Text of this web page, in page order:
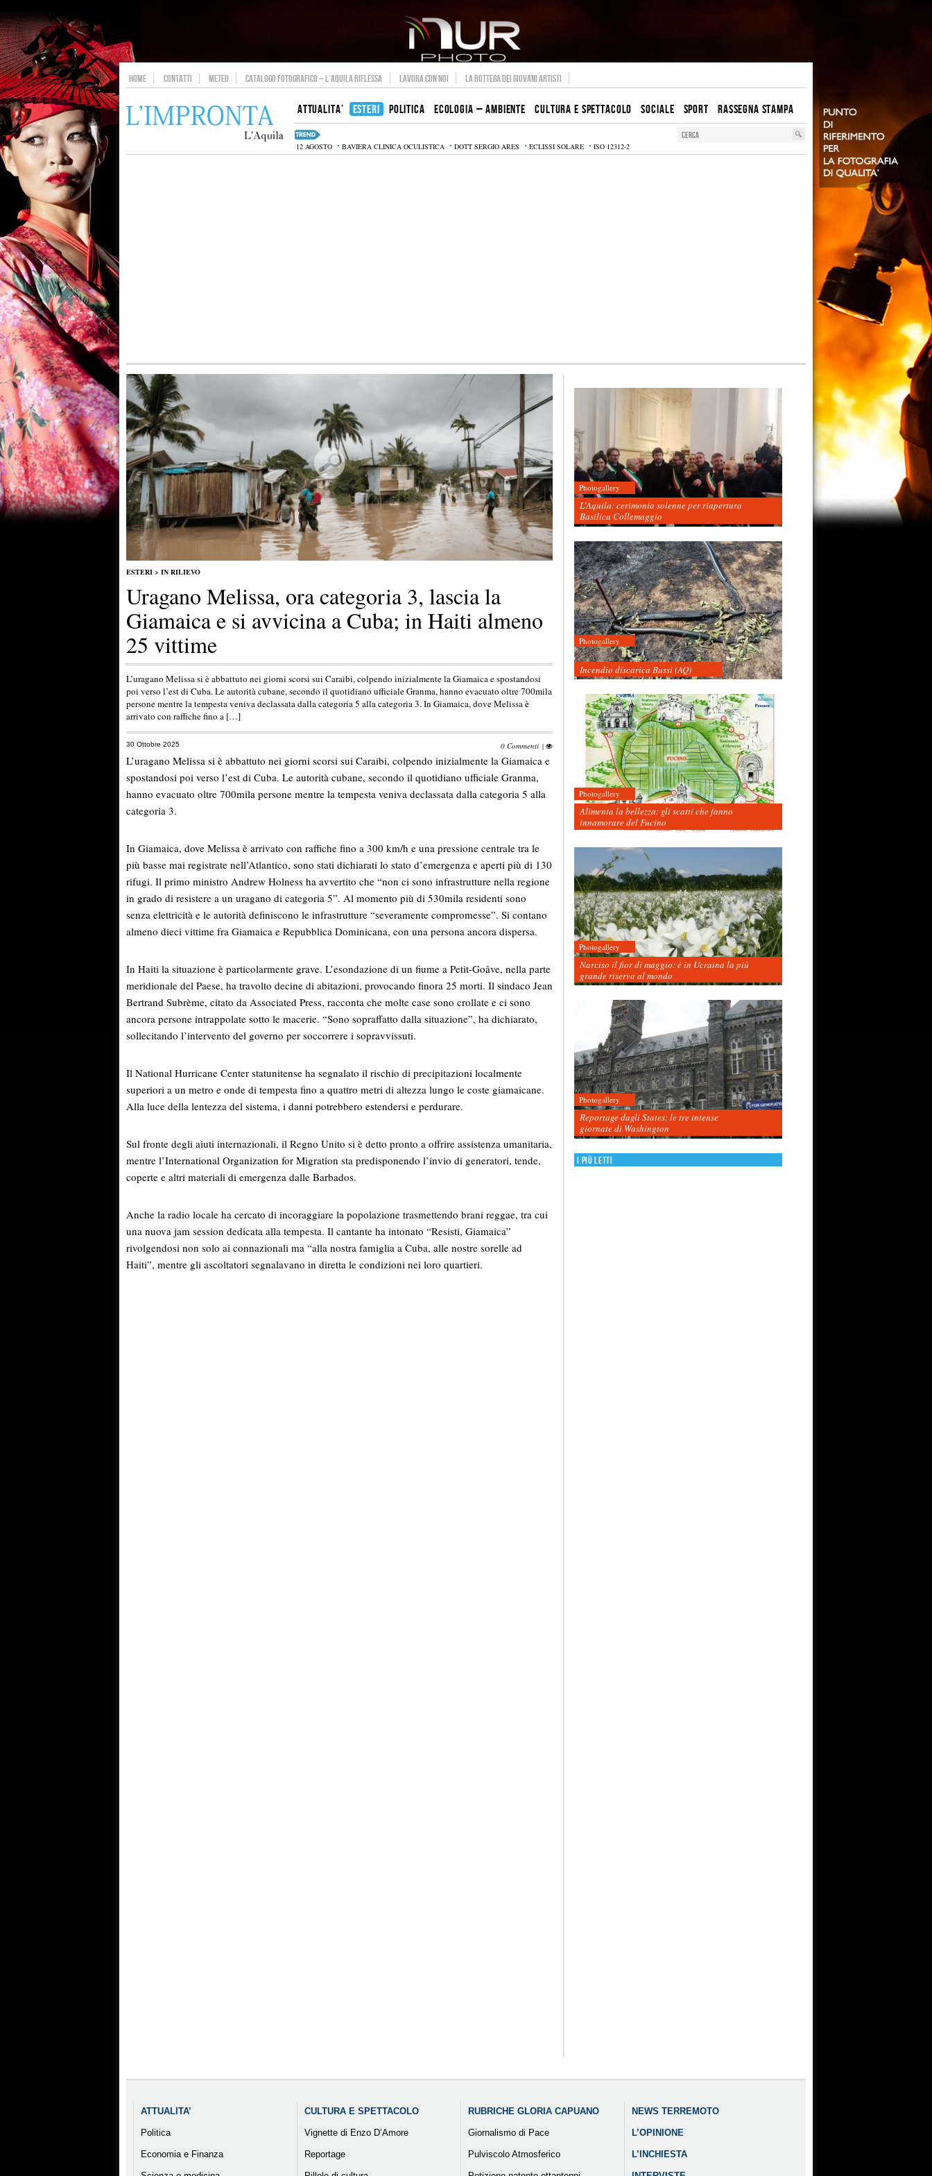
HOME CONTATTI METEO CATALOGO FOTOGRAFICO – L’AQUILA RIFLESSA LAVORA CON NOI LA BOTTEGA DEI GIOVANI ARTISTI
ATTUALITA’ ESTERI POLITICA ECOLOGIA – AMBIENTE CULTURA E SPETTACOLO SOCIALE SPORT RASSEGNA STAMPA
12 AGOSTO BAVIERA CLINICA OCULISTICA DOTT SERGIO ARES ECLISSI SOLARE ISO 12312-2
ESTERI > IN RILIEVO
Uragano Melissa, ora categoria 3, lascia la
Giamaica e si avvicina a Cuba; in Haiti almeno
25 vittime
L’uragano Melissa si è abbattuto nei giorni scorsi sui Caraibi, colpendo inizialmente la Giamaica e spostandosi
poi verso l’est di Cuba. Le autorità cubane, secondo il quotidiano ufficiale Granma, hanno evacuato oltre 700mila
persone mentre la tempesta veniva declassata dalla categoria 5 alla categoria 3. In Giamaica, dove Melissa è
arrivato con raffiche fino a […]
30 Ottobre 2025 0 Commenti |
L’uragano Melissa si è abbattuto nei giorni scorsi sui Caraibi, colpendo inizialmente la Giamaica e
spostandosi poi verso l’est di Cuba. Le autorità cubane, secondo il quotidiano ufficiale Granma,
hanno evacuato oltre 700mila persone mentre la tempesta veniva declassata dalla categoria 5 alla
categoria 3.
In Giamaica, dove Melissa è arrivato con raffiche fino a 300 km/h e una pressione centrale tra le
più basse mai registrate nell’Atlantico, sono stati dichiarati lo stato d’emergenza e aperti più di 130
rifugi. Il primo ministro Andrew Holness ha avvertito che “non ci sono infrastrutture nella regione
in grado di resistere a un uragano di categoria 5”. Al momento più di 530mila residenti sono
senza elettricità e le autorità definiscono le infrastrutture “severamente compromesse”. Si contano
almeno dieci vittime fra Giamaica e Repubblica Dominicana, con una persona ancora dispersa.
In Haiti la situazione è particolarmente grave. L’esondazione di un fiume a Petit-Goâve, nella parte
meridionale del Paese, ha travolto decine di abitazioni, provocando finora 25 morti. Il sindaco Jean
Bertrand Subrème, citato da Associated Press, racconta che molte case sono crollate e ci sono
ancora persone intrappolate sotto le macerie. “Sono sopraffatto dalla situazione”, ha dichiarato,
sollecitando l’intervento del governo per soccorrere i sopravvissuti.
Il National Hurricane Center statunitense ha segnalato il rischio di precipitazioni localmente
superiori a un metro e onde di tempesta fino a quattro metri di altezza lungo le coste giamaicane.
Alla luce della lentezza del sistema, i danni potrebbero estendersi e perdurare.
Sul fronte degli aiuti internazionali, il Regno Unito si è detto pronto a offrire assistenza umanitaria,
mentre l’International Organization for Migration sta predisponendo l’invio di generatori, tende,
coperte e altri materiali di emergenza dalle Barbados.
Anche la radio locale ha cercato di incoraggiare la popolazione trasmettendo brani reggae, tra cui
una nuova jam session dedicata alla tempesta. Il cantante ha intonato “Resisti, Giamaica”
rivolgendosi non solo ai connazionali ma “alla nostra famiglia a Cuba, alle nostre sorelle ad
Haiti”, mentre gli ascoltatori segnalavano in diretta le condizioni nei loro quartieri.
Photogallery
L’Aquila: cerimonia solenne per riapertura
Basilica Collemaggio
Photogallery
Incendio discarica Bussi (AQ)
Photogallery
Alimenta la bellezza: gli scatti che fanno
innamorare del Fucino
Photogallery
Narciso il fior di maggio: è in Ucraina la più
grande riserva al mondo
Photogallery
Reportage dagli States: le tre intense
giornate di Washington
I più letti
ATTUALITA’
Politica
Economia e Finanza
CULTURA E SPETTACOLO
Vignette di Enzo D’Amore
Reportage
RUBRICHE GLORIA CAPUANO
Giornalismo di Pace
Pulviscolo Atmosferico
NEWS TERREMOTO
L’OPINIONE
L’INCHIESTA